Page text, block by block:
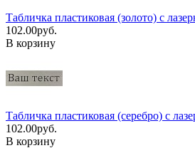
Табличка пластиковая (золото) с
102.00руб.
В корзину
Табличка пластиковая (серебро) с
102.00руб.
В корзину